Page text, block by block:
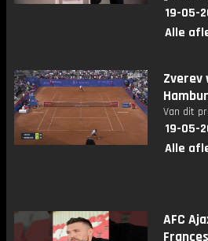
19-05-
Alle
Van dit
19-05-
Alle
AFC